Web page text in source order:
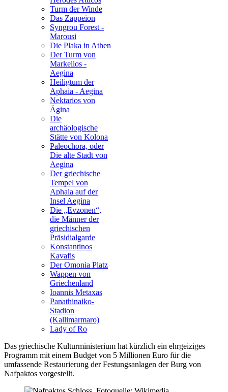
Turm der Winde
Das Zappeion
Syngrou Forest -
Marousi
Die Plaka in Athen
Der Turm von
Markellos -
Aegina
Heiligtum der
Aphaia - Aegina
Nektarios von
Ägina
Die
archäologische
Stätte von Kolona
Paleochora, oder
Die alte Stadt von
Aegina
Der griechische
Tempel von
Aphaia auf der
Insel Aegina
Die „Evzonen“,
die Männer der
griechischen
Präsidialgarde
Konstantinos
Kavafis
Der Omonia Platz
Wappen von
Griechenland
Ioannis Metaxas
Panathinaiko-
Stadion
(Kallimarmaro)
Lady of Ro
Das griechische Kulturministerium hat kürzlich ein ehrgeiziges
Programm mit einem Budget von 5 Millionen Euro für die
umfassende Restaurierung der Festungsanlagen der Burg von
Nafpaktos vorgestellt.